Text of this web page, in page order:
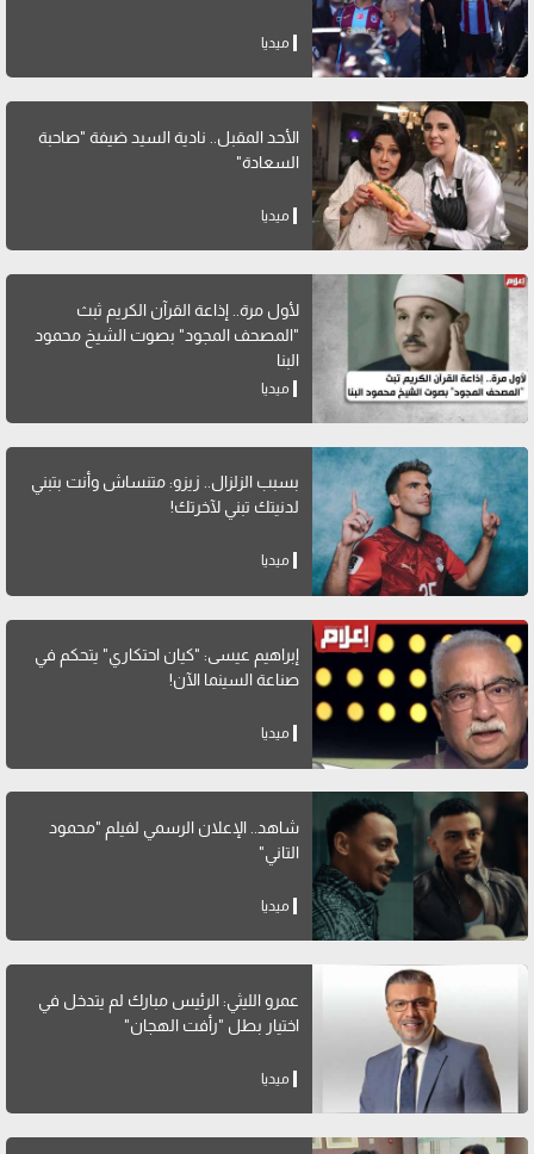
ميديا
الأحد المقبل.. نادية السيد ضيفة "صاحبة
السعادة"
ميديا
لأول مرة.. إذاعة القرآن الكريم ثبث
"المصحف المجود" بصوت الشيخ محمود
البنا
ميديا
بسبب الزلزال.. زيزو: متنساش وأنت بتبني
لدنيتك تبني لآخرتك!
ميديا
إبراهيم عيسى: "كيان احتكاري" يتحكم في
صناعة السينما الآن!
ميديا
شاهد.. الإعلان الرسمي لفيلم "محمود
التاني"
ميديا
عمرو الليثي: الرئيس مبارك لم يتدخل في
اختيار بطل "رأفت الهجان"
ميديا